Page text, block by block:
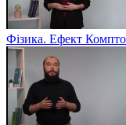
Фізика. Ефект